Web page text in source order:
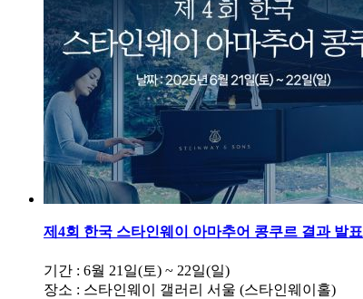
제4회 한국 스타인웨이 아마추어 콩쿠르 결과 발표
기간 : 6월 21일(토) ~ 22일(일)
장소 : 스타인웨이 갤러리 서울 (스타인웨이홀)